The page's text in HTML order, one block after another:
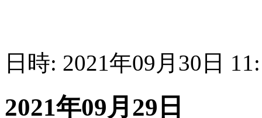
日時: 2021年09月30日
2021年09月29日